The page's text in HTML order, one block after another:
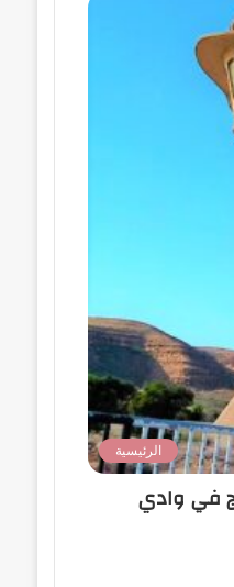
الرئيسية
في وادي